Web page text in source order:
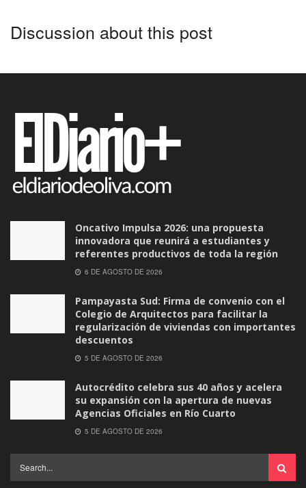
Discussion about this post
Oncativo Impulsa 2026: una propuesta
innovadora que reunirá a estudiantes y
referentes productivos de toda la región
6 DE AGOSTO DE 2026
Pampayasta Sud: Firma de convenio con el
Colegio de Arquitectos para facilitar la
regularización de viviendas con importantes
descuentos
5 DE AGOSTO DE 2026
Autocrédito celebra sus 40 años y acelera
su expansión con la apertura de nuevas
Agencias Oficiales en Río Cuarto
5 DE AGOSTO DE 2026